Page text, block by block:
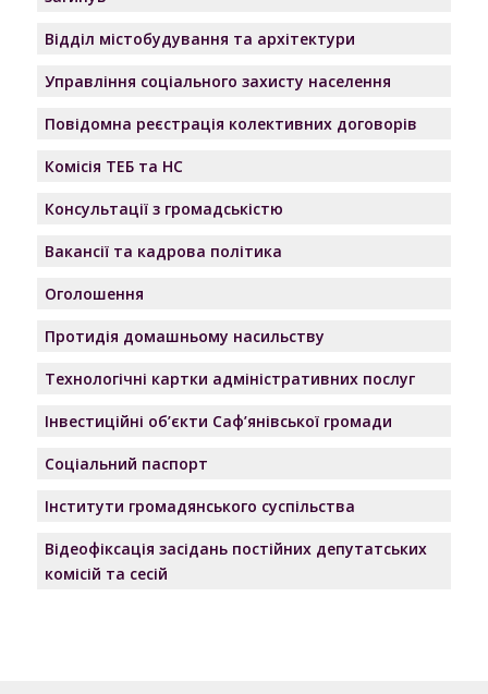
Відділ містобудування та архітектури
Управління соціального захисту населення
Повідомна реєстрація колективних договорів
Комісія ТЕБ та НС
Консультації з громадськістю
Вакансії та кадрова політика
Оголошення
Протидія домашньому насильству
Технологічні картки адміністративних послуг
Інвестиційні об’єкти Саф’янівської громади
Соціальний паспорт
Інститути громадянського суспільства
Відеофіксація засідань постійних депутатських
комісій та сесій